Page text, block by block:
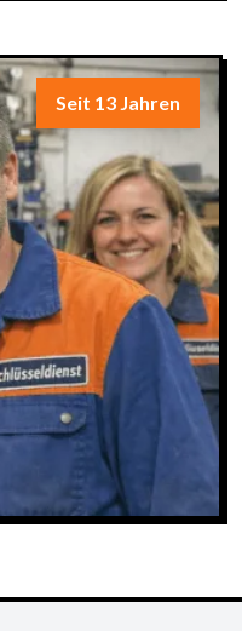
Seit 13 Jahren